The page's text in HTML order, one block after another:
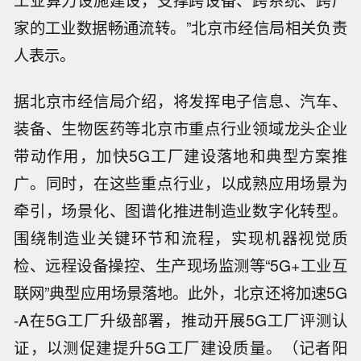
家的工业数据畅通流转。”北京市经信局相关负责
人表示。
据北京市经信局介绍，将发挥电子信息、汽车、
装备、生物医药等北京市重点行业领域龙头企业
带动作用，加快5G工厂建设落地和典型方案推
广。同时，在这些重点行业，以成熟应用场景为
牵引，场景化、图谱化推进制造业数字化转型。
围绕制造业关键环节和流程，实现机器视觉质
检、远程设备操控、生产现场监测等“5G+工业互
联网”典型应用场景落地。此外，北京还将加速5G
-A在5G工厂升级部署，推动开展5G工厂评测认
证，以测促建提升5G工厂建设质量。（记者阳